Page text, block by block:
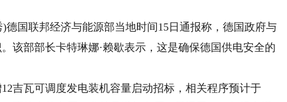
国联邦经济与能源部当地时间15日通报称，德国政府与
该部部长卡特琳娜·赖歇表示，这是确保德国供电安全的
瓦可调度发电装机容量启动招标，相关程序预计于